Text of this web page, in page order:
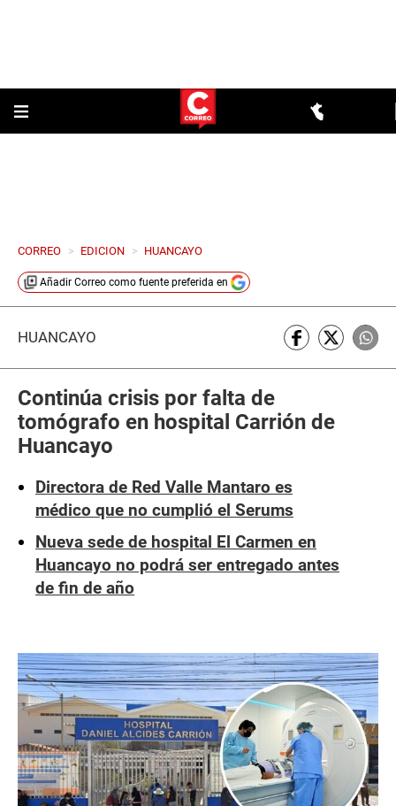
CORREO > EDICION > HUANCAYO
Añadir Correo como fuente preferida en
HUANCAYO
Continúa crisis por falta de
tomógrafo en hospital Carrión de
Huancayo
Directora de Red Valle Mantaro es
médico que no cumplió el Serums
Nueva sede de hospital El Carmen en
Huancayo no podrá ser entregado antes
de fin de año